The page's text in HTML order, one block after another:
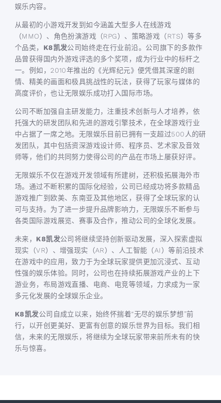
娱乐内容。
从最初的小游戏开发到如今涵盖大型多人在线游戏
（MMO）、角色扮演游戏（RPG）、策略游戏（RTS）等多
个品类， K8凯发公司始终走在行业前沿。公司旗下的多款作
品曾获得国内外游戏评选的多个奖项，成为行业中的标杆之
一。例如，2010年推出的《光辉纪元》便凭借其深邃的剧
情、精美的画面和极具挑战性的玩法，获得了玩家与媒体的
高度评价，也让无限娱乐成功打入国际市场。
公司不断加强自主研发能力，注重技术创新与人才培养，依
托强大的研发团队和先进的游戏引擎技术，在全球游戏行业
中占据了一席之地。无限娱乐目前已拥有一支超过500人的研
发团队，其中包括资深游戏设计师、程序员、艺术家及音效
师等，他们的共同努力使得公司的产品在市场上屡获好评。
无限娱乐不仅在游戏开发领域有所建树，还积极拓展海外市
场。通过不断积累的国际化经验，公司已经成功将多款精品
游戏推广到欧美、东南亚及其他地区，获得了全球玩家的认
可与支持。为了进一步提升品牌影响力，无限娱乐不断参与
各类国际游戏展览、赛事及合作，推动公司的全球化发展。
未来， K8凯发公司将继续坚持创新驱动发展，深入探索虚拟
现实（VR）、增强现实（AR）、人工智能（AI）等前沿技术
在游戏中的应用，致力于为全球玩家提供更加沉浸式、互动
性强的娱乐体验。同时，公司也在持续拓展游戏产业的上下
游业务，布局游戏直播、电商、电竞等领域，力求成为一家
多元化发展的全球娱乐企业。
K8凯发公司自成立以来，始终怀揣着“无尽的娱乐梦想”前
行，以开创更美好、更富有创意的娱乐世界为目标。我们相
信，未来的无限娱乐，将继续为全球玩家带来前所未有的快
乐与惊喜。